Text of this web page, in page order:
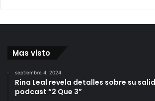
Mas visto
septiembre 4, 2024
Rina Leal revela detalles sobre su
podcast “2 Que 3”